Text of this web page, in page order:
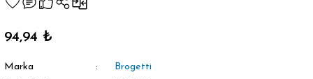
94,94 ₺
Marka
Brogetti